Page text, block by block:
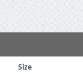
Size